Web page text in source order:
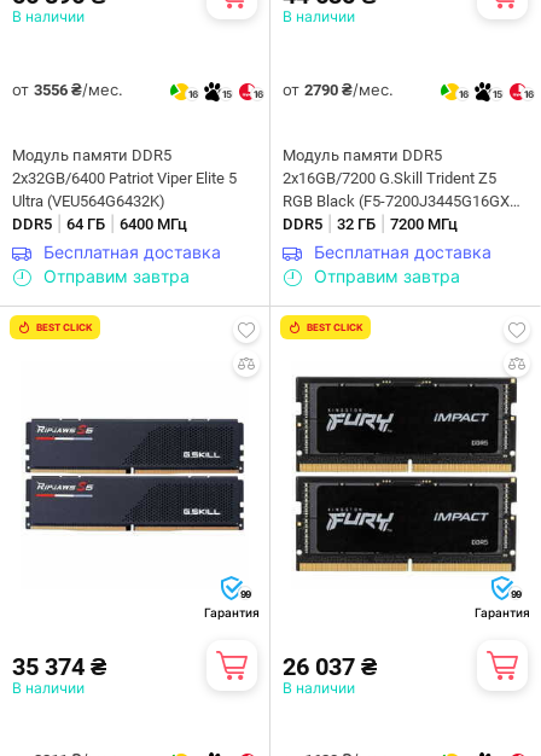
В наличии
от 3556 ₴/мес. 16 15 16
Модуль памяти DDR5
2x32GB/6400 Patriot Viper Elite 5
Ultra (VEU564G6432K)
DDR5
64 ГБ 6400 МГц
Бесплатная доставка
Отправим завтра
В наличии
от 2790 ₴/мес. 16 15 16
Модуль памяти DDR5
2x16GB/7200 G.Skill Trident Z5
RGB Black (F5-7200J3445G16GX2-
TZ5RK)
DDR5 32 ГБ 7200 МГц
Бесплатная доставка
Отправим завтра
BEST CLICK
99
Гарантия
35 374 ₴
В наличии
BEST CLICK
99
Гарантия
26 037 ₴
В наличии